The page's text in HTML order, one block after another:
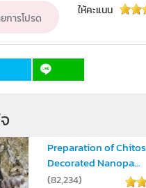
ครู, นักเรียน
การโปรด
ให้คะแนน
Preparation of
Decorated Nanopa...
(82,234)